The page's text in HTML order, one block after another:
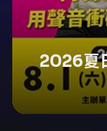
2026夏